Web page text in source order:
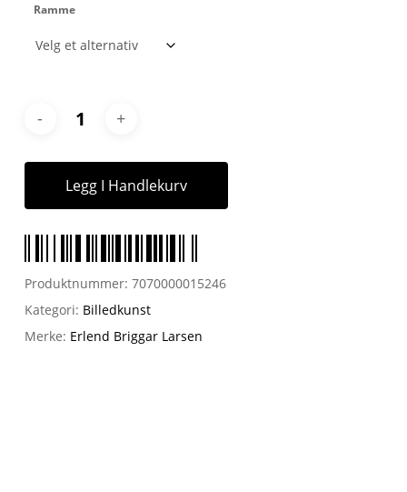
Ramme
Legg I Handlekurv
Produktnummer: 7070000015246
Kategori: Billedkunst
Merke: Erlend Briggar Larsen